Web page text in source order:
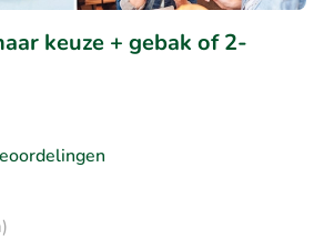
keuze + gebak of 2-